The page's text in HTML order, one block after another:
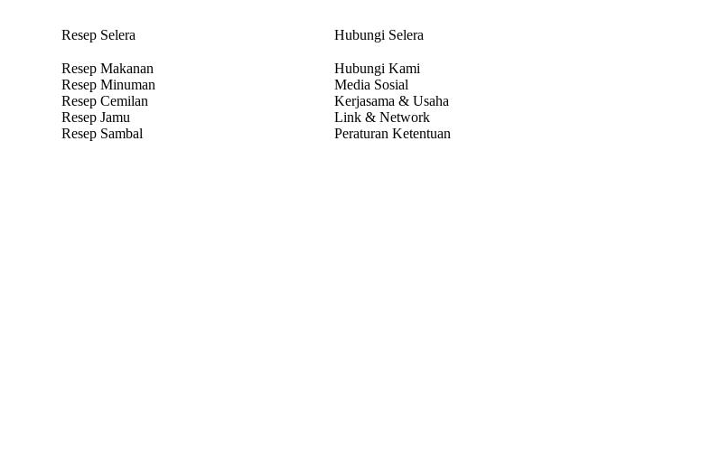
Resep Selera
Resep Makanan
Resep Minuman
Resep Cemilan
Resep Jamu
Resep Sambal
Hubungi Selera
Hubungi Kami
Media Sosial
Kerjasama & Usaha
Link & Network
Peraturan Ketentuan